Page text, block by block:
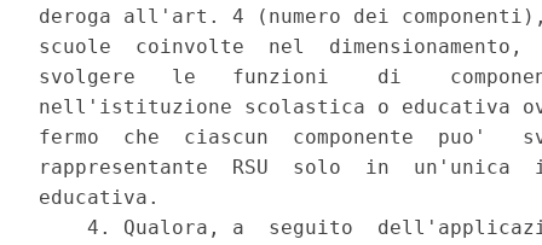
deroga all'art. 4 (numero dei
scuole  coinvolte  nel
svolgere   le   funzioni    di
nell'istituzione scolastica o educativa
fermo  che  ciascun  componente  puo'
rappresentante  RSU  solo  in
educativa.
4. Qualora, a  seguito